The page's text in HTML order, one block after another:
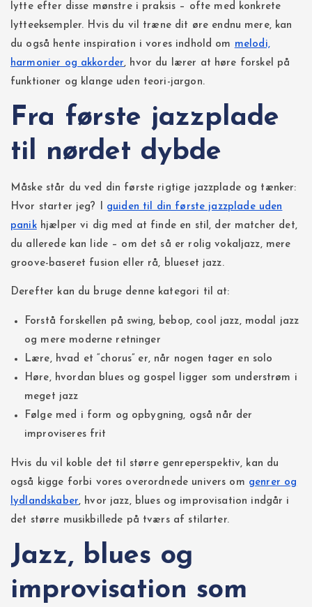
lytte efter disse mønstre i praksis – ofte med konkrete
lytteeksempler. Hvis du vil træne dit øre endnu mere, kan
du også hente inspiration i vores indhold om melodi,
harmonier og akkorder, hvor du lærer at høre forskel på
funktioner og klange uden teori-jargon.
Fra første jazzplade
til nørdet dybde
Måske står du ved din første rigtige jazzplade og tænker:
Hvor starter jeg? I guiden til din første jazzplade uden
panikhjælper vi dig med at finde en stil, der matcher det,
du allerede kan lide – om det så er rolig vokaljazz, mere
groove-baseret fusion eller rå, blueset jazz.
Derefter kan du bruge denne kategori til at:
Forstå forskellen på swing, bebop, cool jazz, modal jazz
og mere moderne retninger
Lære, hvad et “chorus” er, når nogen tager en solo
Høre, hvordan blues og gospel ligger som understrøm i
meget jazz
Følge med i form og opbygning, også når der
improviseres frit
Hvis du vil koble det til større genreperspektiv, kan du
også kigge forbi vores overordnede univers om genrer og
lydlandskaber, hvor jazz, blues og improvisation indgår i
det større musikbillede på tværs af stilarter.
Jazz, blues og
improvisation som